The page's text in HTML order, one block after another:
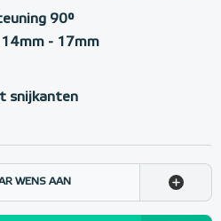
90°
- 17mm
snijkanten
WENS AAN